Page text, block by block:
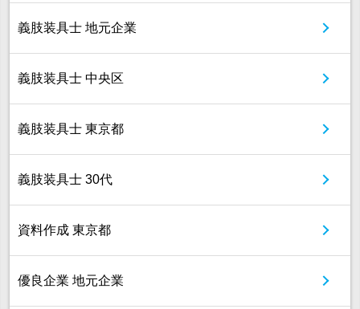
義肢装具士 地元企業
義肢装具士 中央区
義肢装具士 東京都
義肢装具士 30代
資料作成 東京都
優良企業 地元企業